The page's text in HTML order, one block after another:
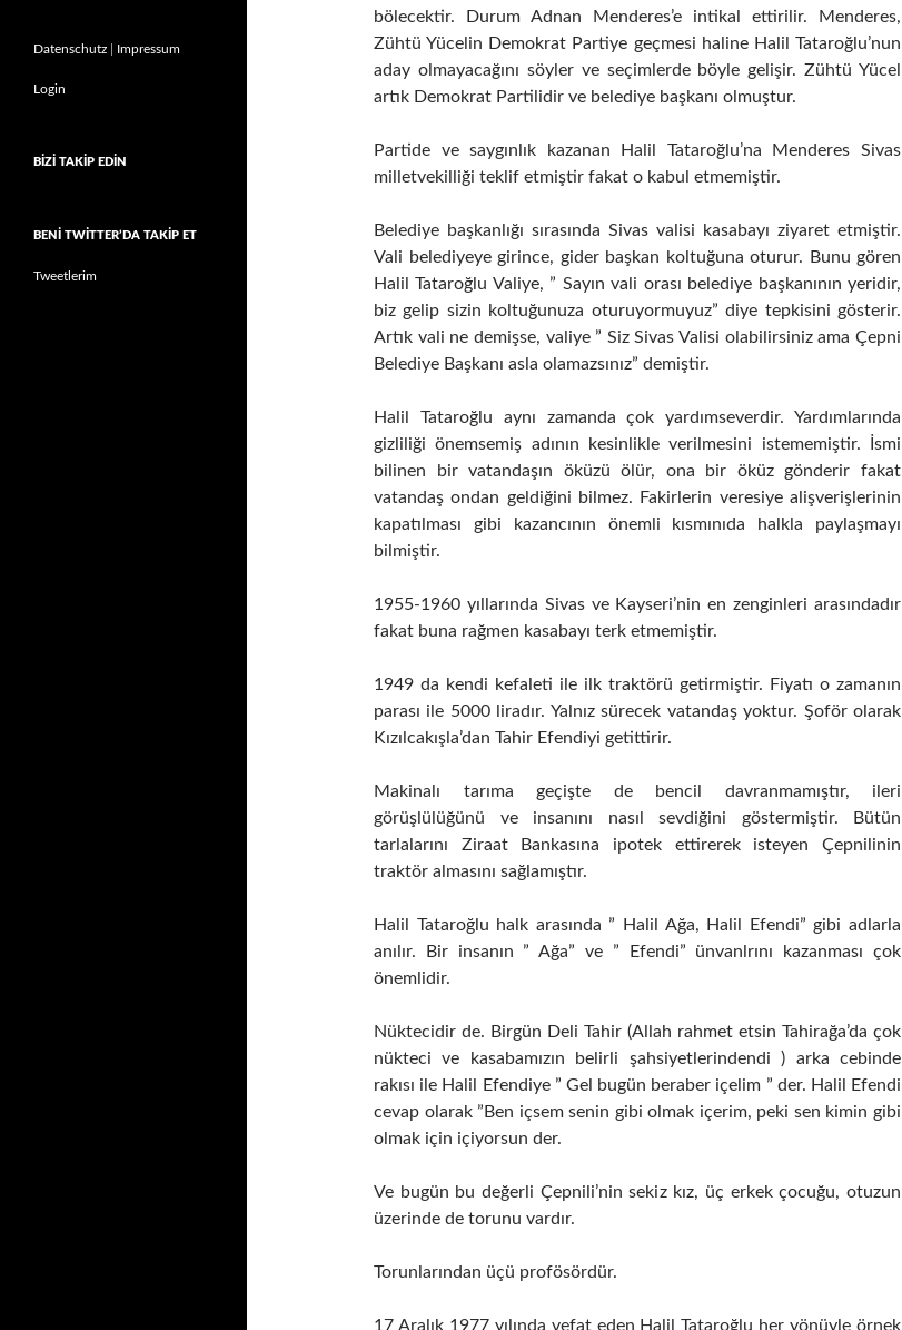
bölecektir. Durum Adnan Menderes’e intikal ettirilir. Menderes,
Zühtü Yücelin Demokrat Partiye geçmesi haline Halil Tataroğlu’nun
aday olmayacağını söyler ve seçimlerde böyle gelişir. Zühtü Yücel
artık Demokrat Partilidir ve belediye başkanı olmuştur.
Partide ve saygınlık kazanan Halil Tataroğlu’na Menderes Sivas
milletvekilliği teklif etmiştir fakat o kabul etmemiştir.
Belediye başkanlığı sırasında Sivas valisi kasabayı ziyaret etmiştir.
Vali belediyeye girince, gider başkan koltuğuna oturur. Bunu gören
Halil Tataroğlu Valiye, ” Sayın vali orası belediye başkanının yeridir,
biz gelip sizin koltuğunuza oturuyormuyuz” diye tepkisini gösterir.
Artık vali ne demişse, valiye ” Siz Sivas Valisi olabilirsiniz ama Çepni
Belediye Başkanı asla olamazsınız” demiştir.
Halil Tataroğlu aynı zamanda çok yardımseverdir. Yardımlarında
gizliliği önemsemiş adının kesinlikle verilmesini istememiştir. İsmi
bilinen bir vatandaşın öküzü ölür, ona bir öküz gönderir fakat
vatandaş ondan geldiğini bilmez. Fakirlerin veresiye alişverişlerinin
kapatılması gibi kazancının önemli kısmınıda halkla paylaşmayı
bilmiştir.
1955-1960 yıllarında Sivas ve Kayseri’nin en zenginleri arasındadır
fakat buna rağmen kasabayı terk etmemiştir.
1949 da kendi kefaleti ile ilk traktörü getirmiştir. Fiyatı o zamanın
parası ile 5000 liradır. Yalnız sürecek vatandaş yoktur. Şoför olarak
Kızılcakışla’dan Tahir Efendiyi getittirir.
Makinalı tarıma geçişte de bencil davranmamıştır, ileri
görüşlülüğünü ve insanını nasıl sevdiğini göstermiştir. Bütün
tarlalarını Ziraat Bankasına ipotek ettirerek isteyen Çepnilinin
traktör almasını sağlamıştır.
Halil Tataroğlu halk arasında ” Halil Ağa, Halil Efendi” gibi adlarla
anılır. Bir insanın ” Ağa” ve ” Efendi” ünvanlrını kazanması çok
önemlidir.
Nüktecidir de. Birgün Deli Tahir (Allah rahmet etsin Tahirağa’da çok
nükteci ve kasabamızın belirli şahsiyetlerindendi ) arka cebinde
rakısı ile Halil Efendiye ” Gel bugün beraber içelim ” der. Halil Efendi
cevap olarak ”Ben içsem senin gibi olmak içerim, peki sen kimin gibi
olmak için içiyorsun der.
Ve bugün bu değerli Çepnili’nin sekiz kız, üç erkek çocuğu, otuzun
üzerinde de torunu vardır.
Torunlarından üçü profösördür.
17 Aralık 1977 yılında vefat eden Halil Tataroğlu her yönüyle örnek
Datenschutz Impressum
Login
BIZI TAKIP EDIN
BENI TWITTER’DA TAKIP ET
Tweetlerim